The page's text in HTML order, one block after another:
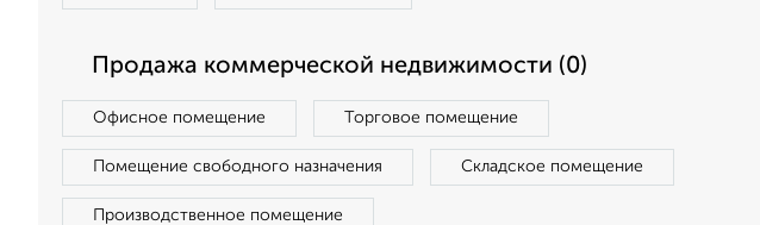
Продажа коммерческой недвижимости (0)
Офисное помещение Торговое помещение
Помещение свободного назначения Складское помещение
Производственное помещение